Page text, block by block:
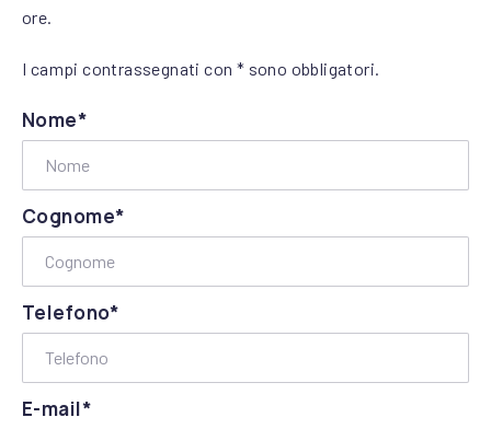
ore.
I campi contrassegnati con * sono obbligatori.
Nome*
Cognome*
Telefono*
E-mail*